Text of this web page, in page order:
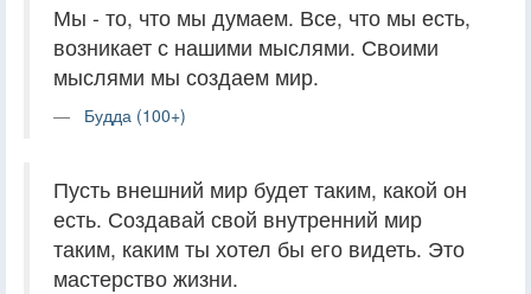
Мы - то, что мы думаем. Все, что мы есть,
возникает с нашими мыслями. Своими
мыслями мы создаем мир.
Будда (100+)
Пусть внешний мир будет таким, какой он
есть. Создавай свой внутренний мир
таким, каким ты хотел бы его видеть. Это
мастерство жизни.